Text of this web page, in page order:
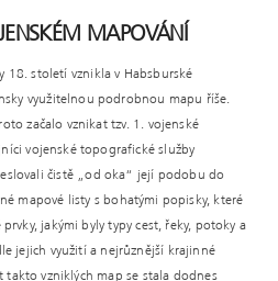
MAPOVÁNÍ
18. století vznikla v Habsburské
využitelnou podrobnou mapu říše.
začalo vznikat tzv. 1. vojenské
vojenské topografické služby
čistě „od oka“ její podobu do
mapové listy s bohatými popisky, které
jakými byly typy cest, řeky, potoky a
jejich využití a nejrůznější krajinné
takto vzniklých map se stala dodnes